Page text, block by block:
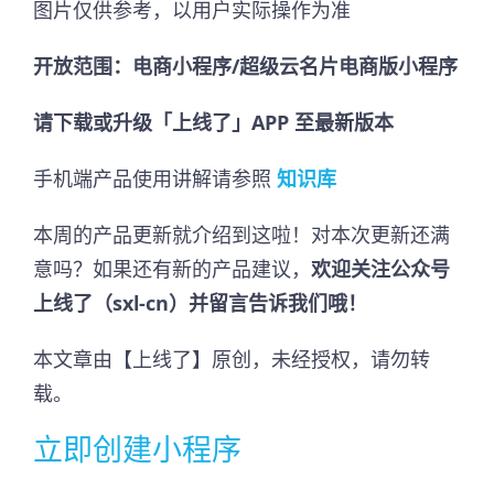
图片仅供参考，以用户实际操作为准
开放范围：电商小程序/超级云名片电商版小程序
请下载或升级「上线了」APP 至最新版本
手机端产品使用讲解请参照 知识库
本周的产品更新就介绍到这啦！对本次更新还满
意吗？如果还有新的产品建议， 欢迎关注公众号
上线了（sxl-cn）并留言告诉我们哦！
本文章由【上线了】原创，未经授权，请勿转
载。
立即创建小程序